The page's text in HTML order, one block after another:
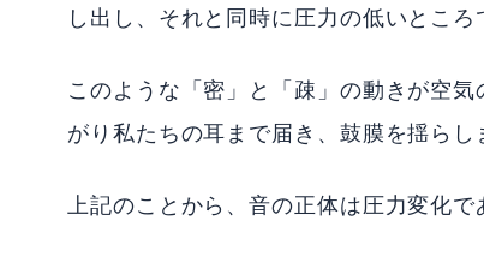
し出し、それと同時に圧力の低いところ
このような「密」と「疎」の動きが空
がり私たちの耳まで届き、鼓膜を揺らし
上記のことから、音の正体は圧力変化で